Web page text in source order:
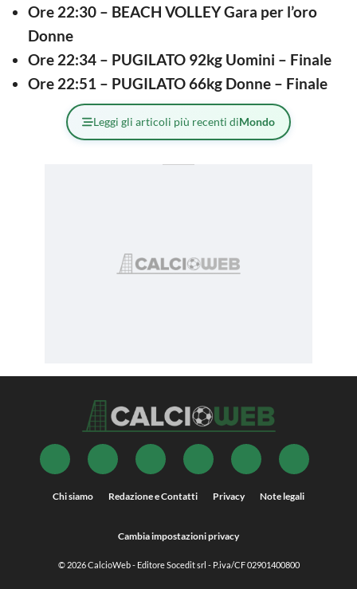
Ore 22:30 – BEACH VOLLEY Gara per l’oro
Donne
Ore 22:34 – PUGILATO 92kg Uomini – Finale
Ore 22:51 – PUGILATO 66kg Donne – Finale
Leggi gli articoli più recenti diMondo
Chi siamo Redazione e Contatti Privacy Note legali
Cambia impostazioni privacy
© 2026CalcioWeb- Editore Socedit srl - P.iva/CF 02901400800